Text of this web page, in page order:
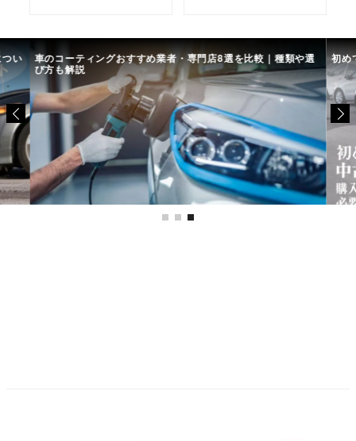
い 車のコーティングおすすめ業者・専門店8選を比較｜種類や選
び方も解説
初め